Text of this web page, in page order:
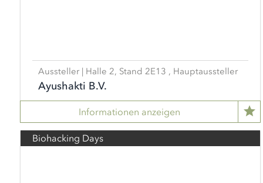
Aussteller | Halle 2, Stand 2E13 , Hauptaussteller
Ayushakti B.V.
Informationen anzeigen
Biohacking Days